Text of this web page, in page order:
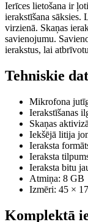
Ierīces lietošana ir
ierakstīšana sāksies.
virzienā. Skaņas
savienojumu.
ierakstus, lai
Tehniskie
Mikrofona
Ierakstīšanas
Skaņas
Iekšējā litija
Ieraksta
Ieraksta
Ieraksta bitu
Atmiņa: 8 GB
Izmēri: 45 ×
Komplektā